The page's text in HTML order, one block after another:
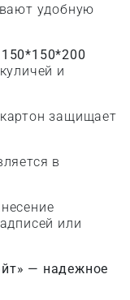
удобную
150*150*200
и
защищает
в
или
— надежное